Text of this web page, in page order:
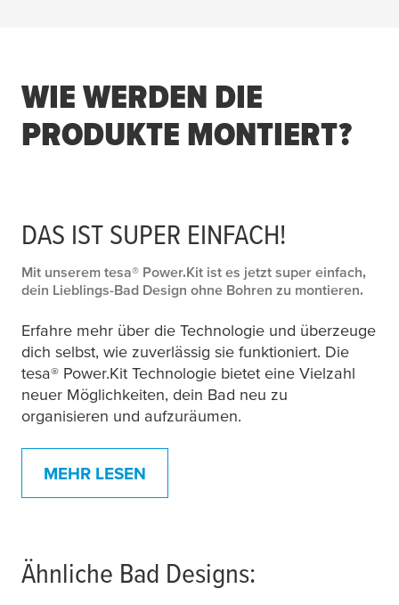
WIE WERDEN DIE
PRODUKTE MONTIERT?
DAS IST SUPER EINFACH!
Mit unserem tesa® Power.Kit ist es jetzt super einfach,
dein Lieblings-Bad Design ohne Bohren zu montieren.
Erfahre mehr über die Technologie und überzeuge
dich selbst, wie zuverlässig sie funktioniert. Die
tesa® Power.Kit Technologie bietet eine Vielzahl
neuer Möglichkeiten, dein Bad neu zu
organisieren und aufzuräumen.
MEHR LESEN
Ähnliche Bad Designs: